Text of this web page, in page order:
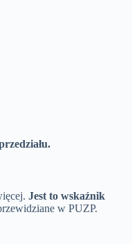
Jest to wskaźnik
w PUZP.